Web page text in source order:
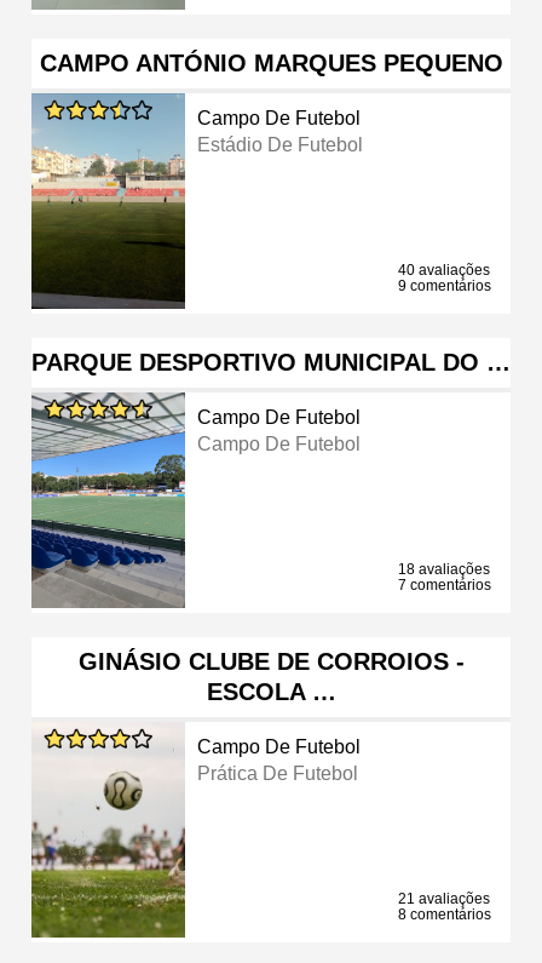
CAMPO ANTÓNIO MARQUES PEQUENO
Campo De Futebol
Estádio De Futebol
40 avaliações
9 comentários
PARQUE DESPORTIVO MUNICIPAL DO …
Campo De Futebol
Campo De Futebol
18 avaliações
7 comentários
GINÁSIO CLUBE DE CORROIOS -
ESCOLA …
Campo De Futebol
Prática De Futebol
21 avaliações
8 comentários